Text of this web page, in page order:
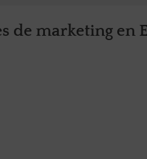
de marketing en